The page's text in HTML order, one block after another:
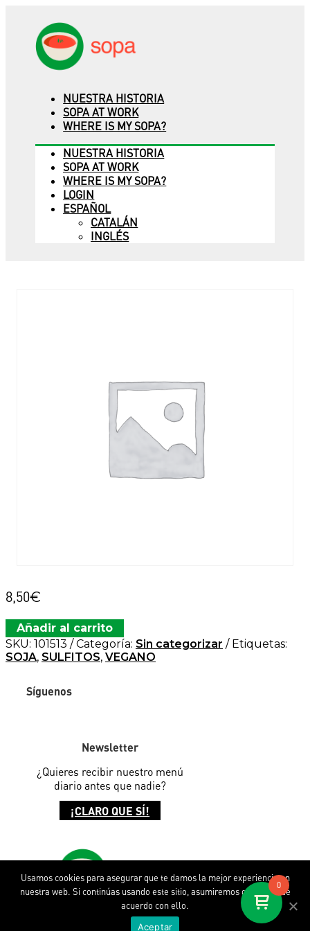
NUESTRA HISTORIA
SOPA AT WORK
WHERE IS MY SOPA?
NUESTRA HISTORIA
SOPA AT WORK
WHERE IS MY SOPA?
LOGIN
ESPAÑOL
CATALÁN
INGLÉS
8,50€
Añadir al carrito
SKU: 101513 Categoría: Sin categorizar
Etiquetas:
SOJA, SULFITOS, VEGANO
Síguenos
Newsletter
¿Quieres recibir nuestro menú
diario antes que nadie?
¡CLARO QUE SÍ!
0
Usamos cookies para asegurar que te damos la mejor experiencia en
nuestra web. Si continúas usando este sitio, asumiremos que estás de
acuerdo con ello.
Aceptar